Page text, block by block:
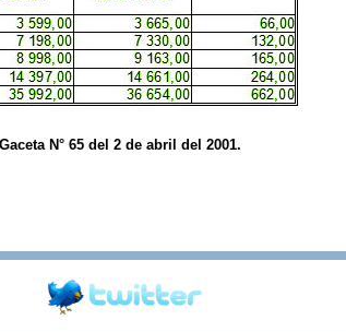
N° 65 del 2 de abril del 2001.